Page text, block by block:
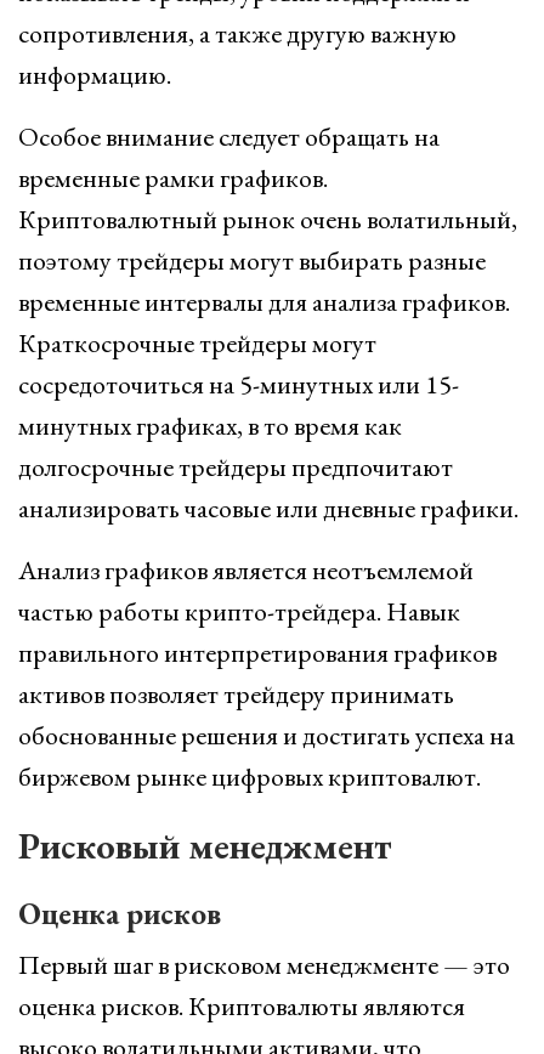
сопротивления, а также другую важную
информацию.
Особое внимание следует обращать на
временные рамки графиков.
Криптовалютный рынок очень волатильный,
поэтому трейдеры могут выбирать разные
временные интервалы для анализа графиков.
Краткосрочные трейдеры могут
сосредоточиться на 5-минутных или 15-
минутных графиках, в то время как
долгосрочные трейдеры предпочитают
анализировать часовые или дневные графики.
Анализ графиков является неотъемлемой
частью работы крипто-трейдера. Навык
правильного интерпретирования графиков
активов позволяет трейдеру принимать
обоснованные решения и достигать успеха на
биржевом рынке цифровых криптовалют.
Рисковый менеджмент
Оценка рисков
Первый шаг в рисковом менеджменте — это
оценка рисков. Криптовалюты являются